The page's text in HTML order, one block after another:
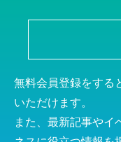
無料会員登録をする
いただけます。
また、最新記事やイ